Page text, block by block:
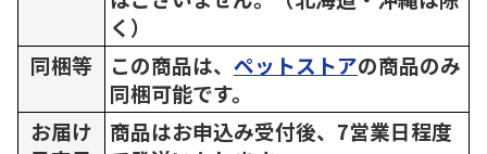
く）
同梱等
この商品は、 ペットストアの商品のみ
同梱可能です。
お届け
商品はお申込み受付後、7営業日程度